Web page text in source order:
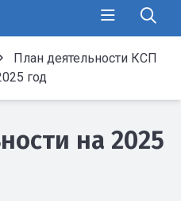
План деятельности КСП
год
на 2025